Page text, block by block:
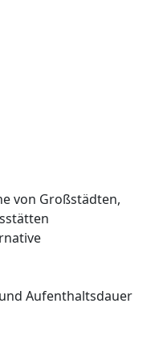
von Großstädten,
Aufenthaltsdauer